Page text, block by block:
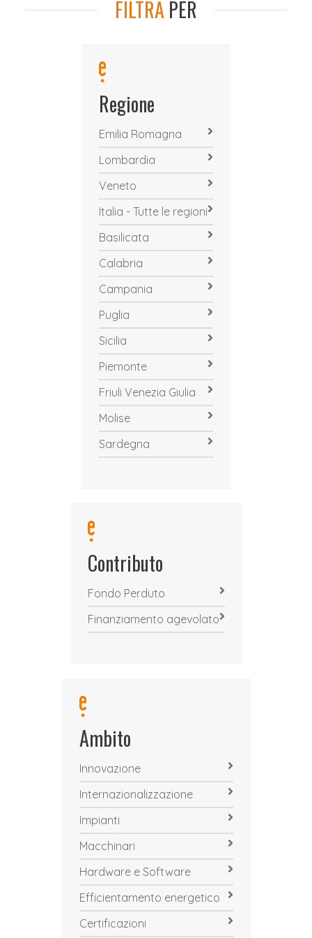
FILTRA PER
Regione
Emilia Romagna
Lombardia
Veneto
Italia - Tutte le regioni
Basilicata
Calabria
Campania
Puglia
Sicilia
Piemonte
Friuli Venezia Giulia
Molise
Sardegna
Contributo
Fondo Perduto
Finanziamento agevolato
Ambito
Innovazione
Internazionalizzazione
Impianti
Macchinari
Hardware e Software
Efficientamento energetico
Certificazioni